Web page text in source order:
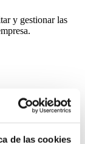
de las cookies
y gestionar las